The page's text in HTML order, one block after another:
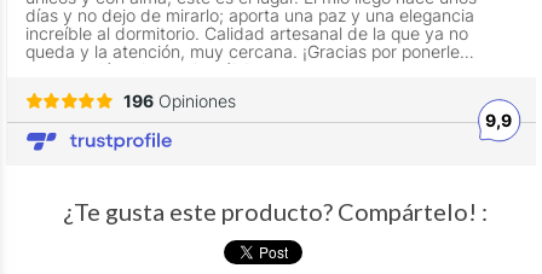
¿Te gusta este producto? Compártelo! :